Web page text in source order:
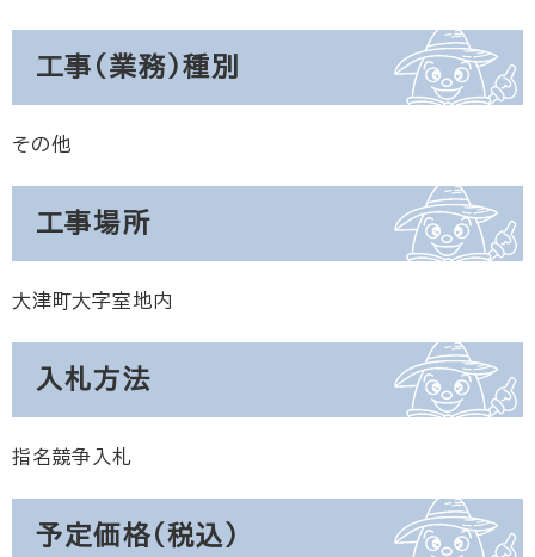
工事（業務）種別
その他
工事場所
大津町大字室地内
入札方法
指名競争入札
予定価格（税込）